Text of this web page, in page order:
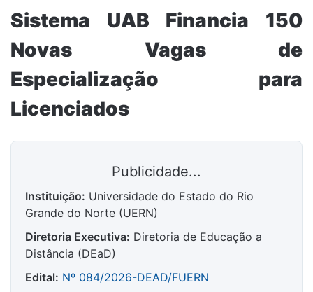
Sistema UAB Financia 150
Novas Vagas de
Especialização para
Licenciados
Publicidade...
Instituição: Universidade do Estado do Rio
Grande do Norte (UERN)
Diretoria Executiva: Diretoria de Educação a
Distância (DEaD)
Edital: Nº 084/2026-DEAD/FUERN